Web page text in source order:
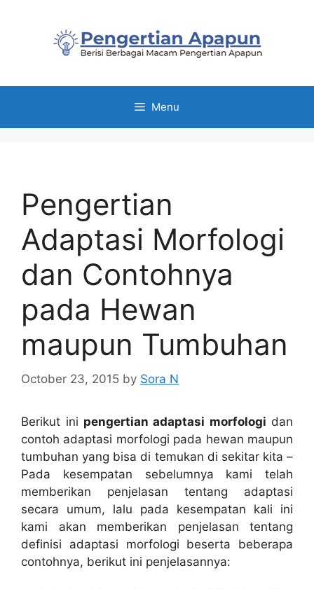
Menu
Pengertian
Adaptasi Morfologi
dan Contohnya
pada Hewan
maupun Tumbuhan
October 23, 2015 by Sora N
Berikut ini pengertian adaptasi morfologi dan
contoh adaptasi morfologi pada hewan maupun
tumbuhan yang bisa di temukan di sekitar kita –
Pada kesempatan sebelumnya kami telah
memberikan penjelasan tentang adaptasi
secara umum, lalu pada kesempatan kali ini
kami akan memberikan penjelasan tentang
definisi adaptasi morfologi beserta beberapa
contohnya, berikut ini penjelasannya: